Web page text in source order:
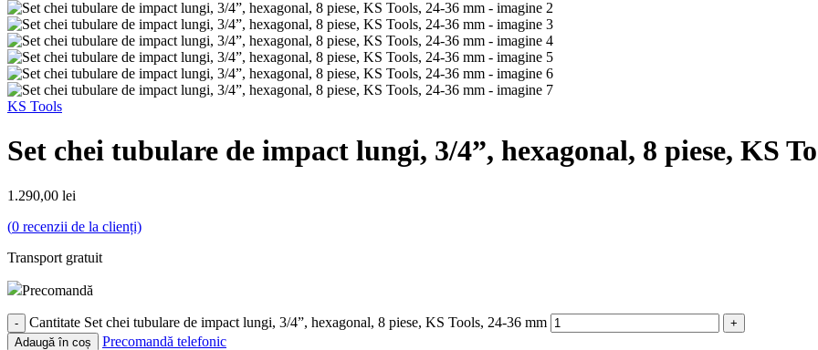
KS Tools
Set chei tubulare de impact lungi, 3/4”, hexagonal, 8 piese, KS
1.290,00 lei
(0 recenzii de la clienți)
Transport gratuit
Precomandă
Cantitate Set chei tubulare de impact lungi, 3/4”, hexagonal, 8 piese, KS Tools, 24-36 mm
Adaugă în coș
Precomandă telefonic